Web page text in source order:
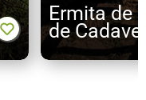
Ermita de
de